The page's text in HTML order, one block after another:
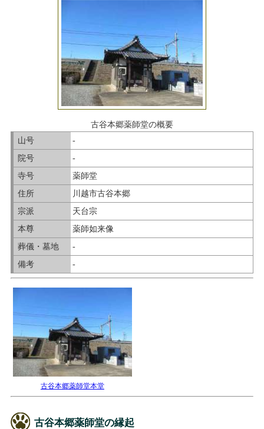
古谷本郷薬師堂の概要
山号
-
院号
-
寺号
薬師堂
住所
川越市古谷本郷
宗派
天台宗
本尊
薬師如来像
葬儀・墓地
-
備考
-
古谷本郷薬師堂本堂
古谷本郷薬師堂の縁起